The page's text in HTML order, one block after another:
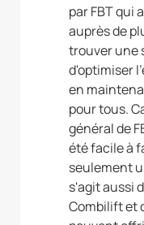
par FBT qui
auprès de
trouver une
d'optimiser
en
pour tous.
général de
été facile à
seulement
s'agit aussi
Combilift et